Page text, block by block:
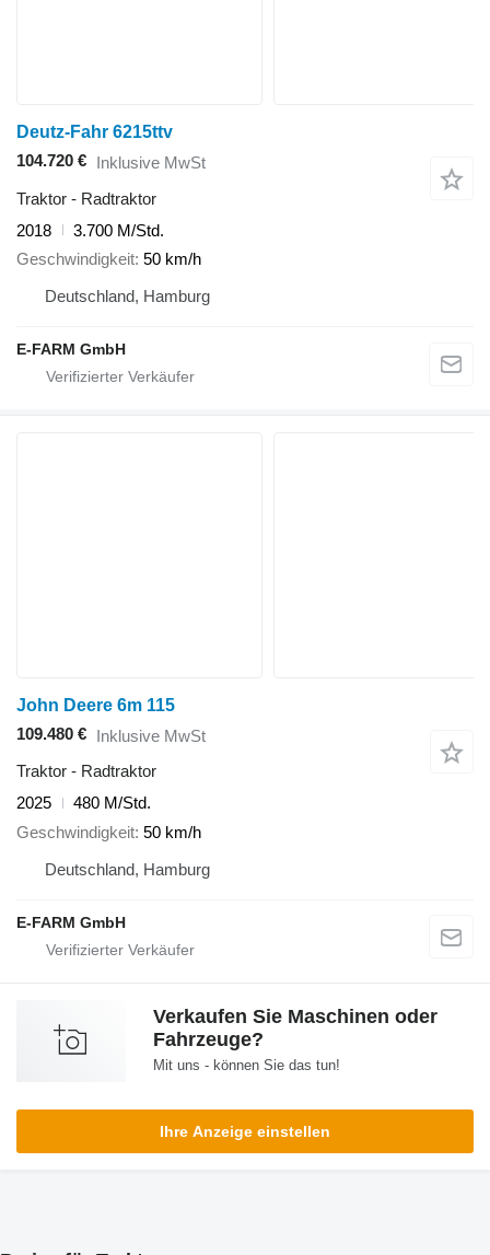
Deutz-Fahr 6215ttv
104.720 € Inklusive MwSt
Traktor - Radtraktor
2018
3.700 M/Std.
Geschwindigkeit 50 km/h
Deutschland, Hamburg
E-FARM GmbH
John Deere 6m 115
109.480 € Inklusive MwSt
Traktor - Radtraktor
2025
480 M/Std.
Geschwindigkeit 50 km/h
Deutschland, Hamburg
E-FARM GmbH
Verkaufen Sie Maschinen oder
Fahrzeuge?
Mit uns - können Sie das tun!
Ihre Anzeige einstellen